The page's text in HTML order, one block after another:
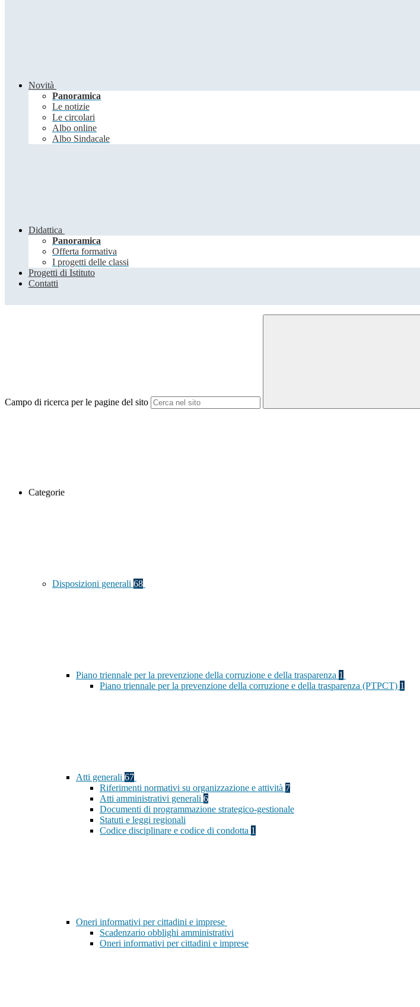
Novità
Panoramica
Le notizie
Le circolari
Albo online
Albo Sindacale
Didattica
Panoramica
Offerta formativa
I progetti delle classi
Progetti di Istituto
Contatti
Campo di ricerca per le pagine del sito
Categorie
Disposizioni generali 68
Piano triennale per la prevenzione della corruzione e della trasparenza 1
Piano triennale per la prevenzione della corruzione e della trasparenza (PTPCT) 1
Atti generali 67
Riferimenti normativi su organizzazione e attività 7
Atti amministrativi generali 6
Documenti di programmazione strategico-gestionale
Statuti e leggi regionali
Codice disciplinare e codice di condotta 1
Oneri informativi per cittadini e imprese
Scadenzario obblighi amministrativi
Oneri informativi per cittadini e imprese